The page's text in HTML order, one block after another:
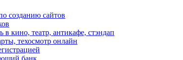
созданию сайтов
кино, театр, антикафе, стэндап
техосмотр онлайн
банк